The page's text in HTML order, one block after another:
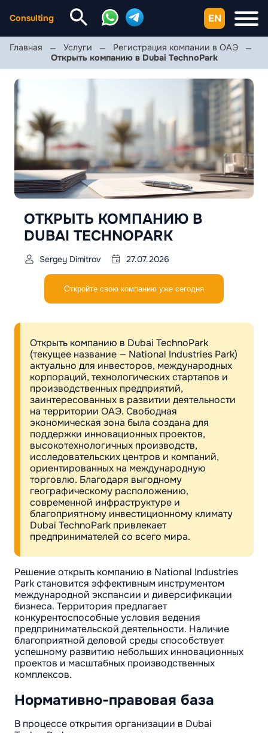
Consulting EN
Главная Услуги
Регистрация компании в ОАЭ
Открыть компанию в Dubai TechnoPark
ОТКРЫТЬ КОМПАНИЮ В
DUBAI TECHNOPARK
Sergey Dimitrov 27.07.2026
Откройте свою компанию уже сегодня
Открыть компанию в Dubai TechnoPark
(текущее название — National Industries Park)
актуально для инвесторов, международных
корпораций, технологических стартапов и
производственных предприятий,
заинтересованных в развитии деятельности
на территории ОАЭ. Свободная
экономическая зона была создана для
поддержки инновационных проектов,
высокотехнологичных производств,
исследовательских центров и компаний,
ориентированных на международную
торговлю. Благодаря выгодному
географическому расположению,
современной инфраструктуре и
благоприятному инвестиционному климату
Dubai TechnoPark привлекает
предпринимателей со всего мира.
Решение открыть компанию в National Industries
Park становится эффективным инструментом
международной экспансии и диверсификации
бизнеса. Территория предлагает
конкурентоспособные условия ведения
предпринимательской деятельности. Наличие
благоприятной деловой среды способствует
успешному развитию небольших инновационных
проектов и масштабных производственных
комплексов.
Нормативно-правовая база
В процессе открытия организации в Dubai